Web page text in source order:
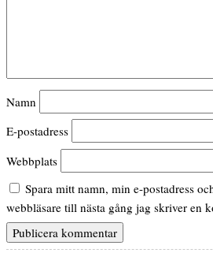
Namn
E-postadress
Webbplats
Spara mitt namn, min e-postadress
webbläsare till nästa gång jag skriver en